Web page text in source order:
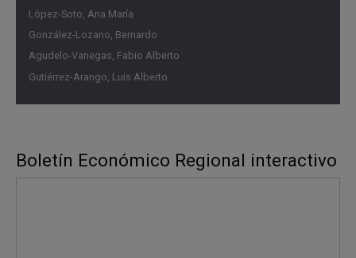
López-Soto, Ana María
González-Lozano, Bernardo
Agudelo-Vanegas, Fabio Alberto
Gutiérrez-Arango, Luis Alberto
Boletín Económico Regional interactivo